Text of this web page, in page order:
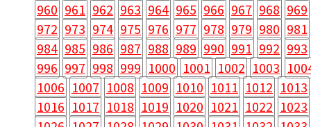
960 961 962 963 964 965 966 967 968 969
972 973 974 975 976 977 978 979 980 981
984 985 986 987 988 989 990 991 992 993
996 997 998 999 1000 1001 1002 1003
1006 1007 1008 1009 1010 1011 1012 1013
1016 1017 1018 1019 1020 1021 1022 1023